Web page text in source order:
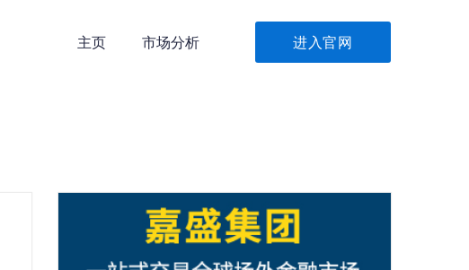
主页 市场分析 进入官网